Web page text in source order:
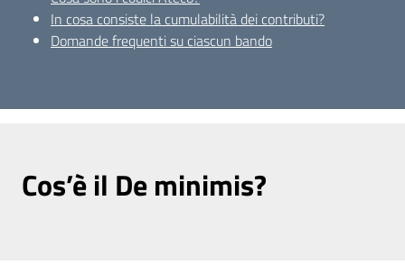
Servizi
e
In cosa consiste la cumulabilità dei contributi?
Domande frequenti su ciascun bando
Cos’è il De minimis?